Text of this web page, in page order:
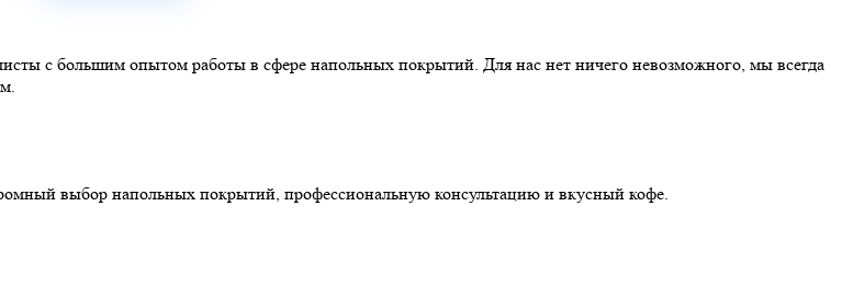
с большим опытом работы в сфере напольных покрытий. Для нас нет ничего невозможного, мы всегда
выбор напольных покрытий, профессиональную консультацию и вкусный кофе.